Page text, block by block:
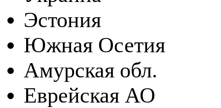
Эстония
Южная Осетия
Амурская обл.
Еврейская АО